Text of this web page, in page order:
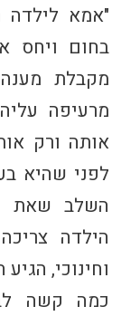
"אמא לילדה
בחום ויחס
מקבלת
מרעיפה
אותה ורק
לפני שהיא
השלב שאת
הילדה
וחינוכי, הגיע
כמה קשה